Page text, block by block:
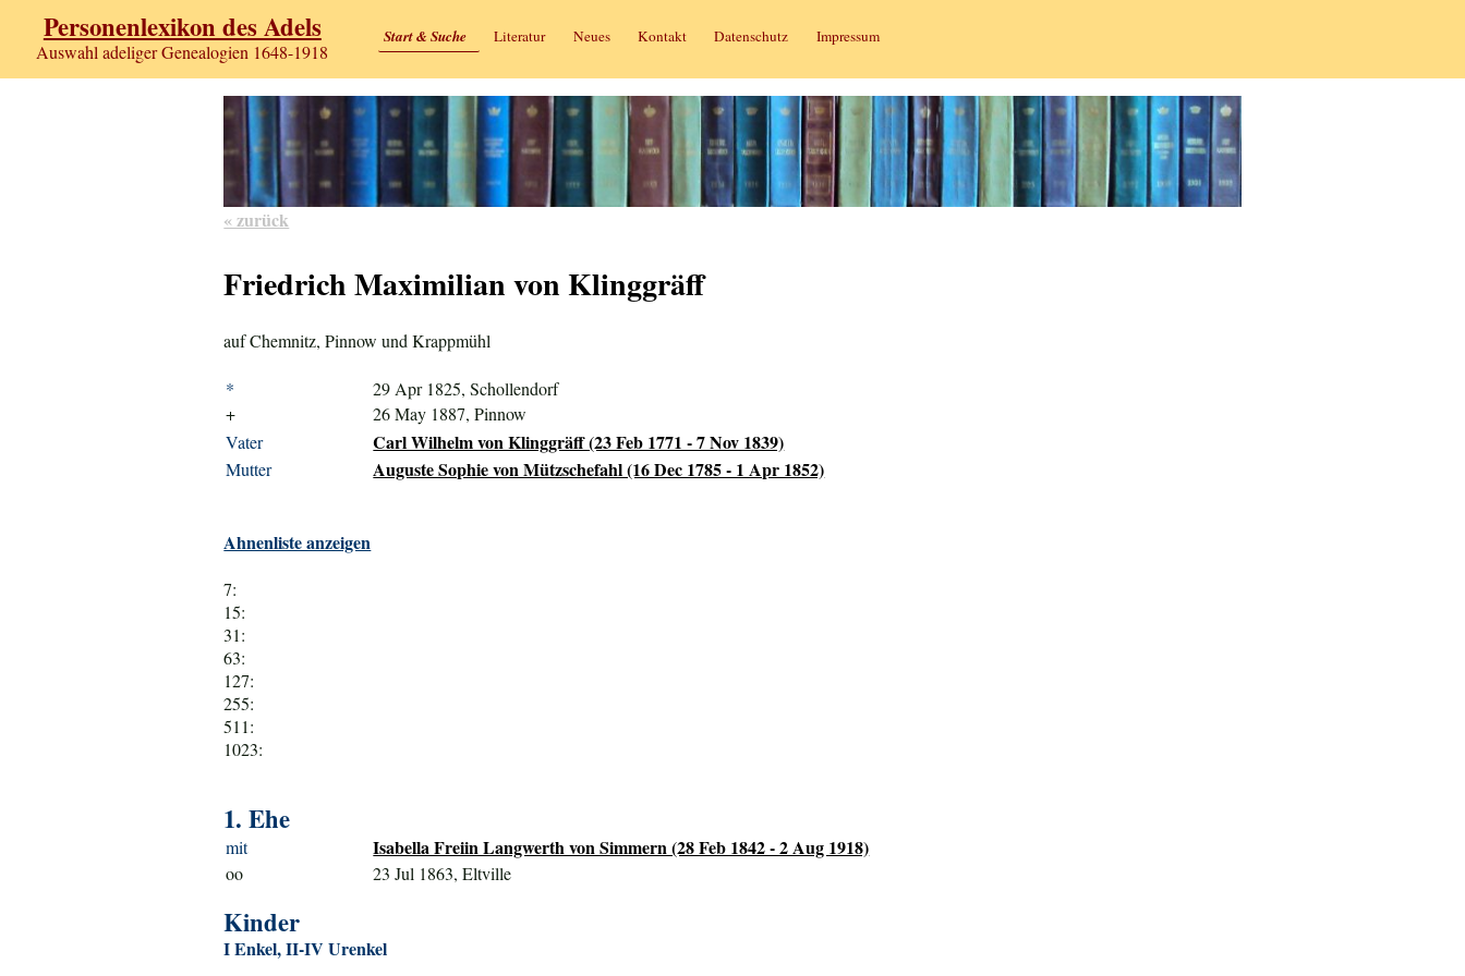
Personenlexikon des Adels
Auswahl adeliger Genealogien 1648-1918
Start & Suche Literatur Neues Kontakt Datenschutz Impressum
« zurück
Friedrich Maximilian von Klinggräff
auf Chemnitz, Pinnow und Krappmühl
*
29 Apr 1825, Schollendorf
+
26 May 1887, Pinnow
Vater
Carl Wilhelm von Klinggräff (23 Feb 1771 - 7 Nov 1839)
Mutter Auguste Sophie von Mützschefahl (16 Dec 1785 - 1 Apr 1852)
Ahnenliste anzeigen
7:
15:
31:
63:
127:
255:
511:
1023:
1. Ehe
mit Isabella Freiin Langwerth von Simmern (28 Feb 1842 - 2 Aug 1918)
oo 23 Jul 1863, Eltville
Kinder
I Enkel, II-IV Urenkel